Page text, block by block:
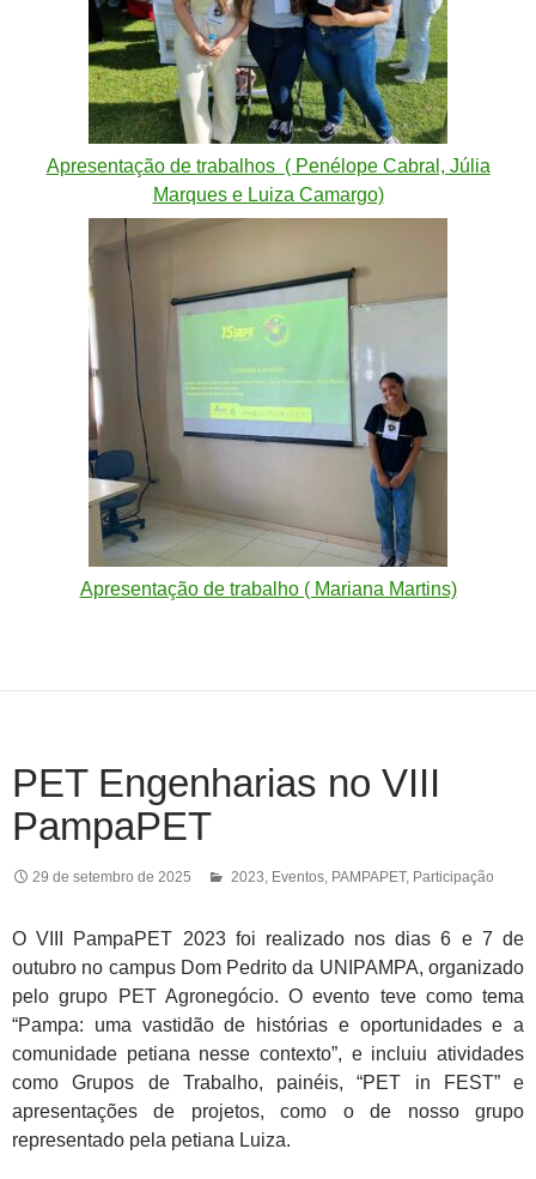
Apresentação de trabalhos ( Penélope Cabral, Júlia
Marques e Luiza Camargo)
Apresentação de trabalho ( Mariana Martins)
PET Engenharias no VIII
PampaPET
29 de setembro de 2025 2023 Eventos PAMPAPET, Participação
O VIII PampaPET 2023 foi realizado nos dias 6 e 7 de
outubro no campus Dom Pedrito da UNIPAMPA, organizado
pelo grupo PET Agronegócio. O evento teve como tema
“Pampa: uma vastidão de histórias e oportunidades e a
comunidade petiana nesse contexto”, e incluiu atividades
como Grupos de Trabalho, painéis, “PET in FEST” e
apresentações de projetos, como o de nosso grupo
representado pela petiana Luiza.